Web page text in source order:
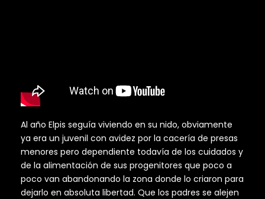
Al año Elpis seguía viviendo en su nido, obviamente
ya era un juvenil con avidez por la cacería de presas
menores pero dependiente todavía de los cuidados y
de la alimentación de sus progenitores que poco a
poco van abandonando la zona donde lo criaron para
dejarlo en absoluta libertad. Que los padres se alejen